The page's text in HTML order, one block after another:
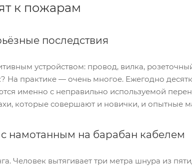
к пожарам
последствия
устройством: провод, вилка,
На практике — очень многое. Ежегодно
именно с неправильно используемой
которые совершают и новички, и опытные
намотанным на барабан кабелем
Человек вытягивает три метра шнура из